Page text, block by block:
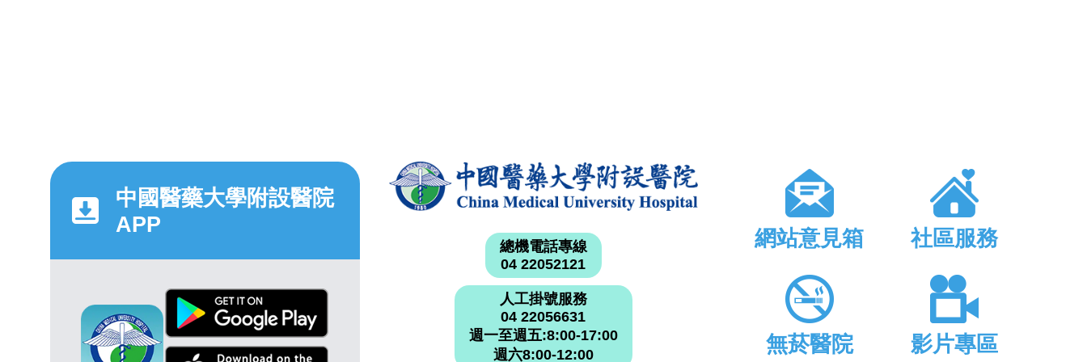
中國醫藥大學附設醫院
APP
總機電話專線
04 22052121
人工掛號服務
04 22056631
週一至週五:8:00-17:00
週六8:00-12:00
網站意見箱 社區服務
無菸醫院 影片專區